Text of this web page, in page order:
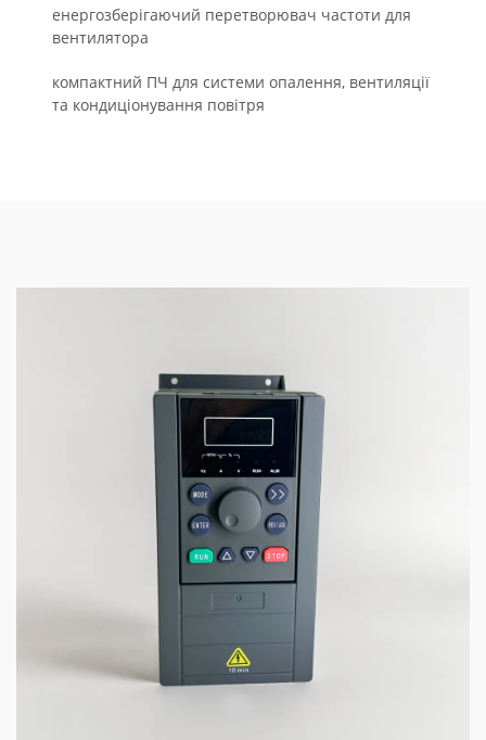
енергозберігаючий перетворювач частоти для
вентилятора
компактний ПЧ для системи опалення, вентиляції
та кондиціонування повітря